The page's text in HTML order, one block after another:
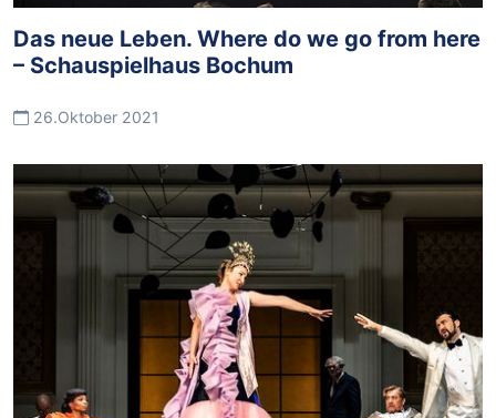
Das neue Leben. Where do we go from here
– Schauspielhaus Bochum
26.Oktober 2021